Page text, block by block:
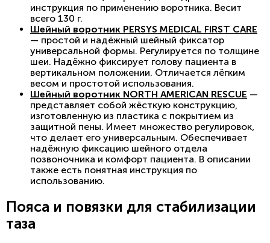
инструкция по применению воротника. Весит
всего 130 г.
Шейный воротник PERSYS MEDICAL FIRST CARE
— простой и надёжный шейный фиксатор
универсальной формы. Регулируется по толщине
шеи. Надёжно фиксирует голову пациента в
вертикальном положении. Отличается лёгким
весом и простотой использования.
Шейный воротник NORTH AMERICAN RESCUE —
представляет собой жёсткую конструкцию,
изготовленную из пластика с покрытием из
защитной пены. Имеет множество регулировок,
что делает его универсальным. Обеспечивает
надёжную фиксацию шейного отдела
позвоночника и комфорт пациента. В описании
также есть понятная инструкция по
использованию.
Пояса и повязки для стабилизации
таза